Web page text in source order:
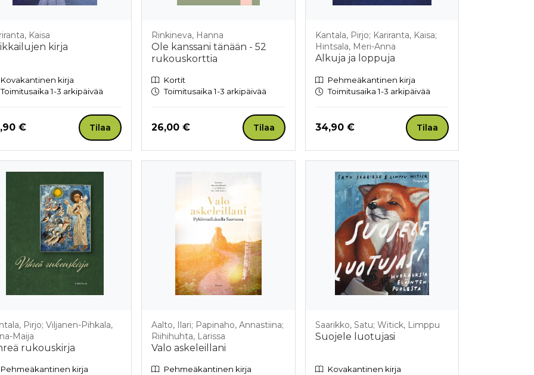
Kaisa
kirja
Kovakantinen kirja
Toimitusaika 1-3 arkipäivää
nyt
€ Tilaa
Rinkineva, Hanna
Ole kanssani tänään - 52
rukouskorttia
Kortit
Toimitusaika 1-3 arkipäivää
Hinta nyt
26,00 € Tilaa
Kantala, Pirjo; Kariranta, Kaisa;
Hintsala, Meri-Anna
Alkuja ja loppuja
Pehmeäkantinen kirja
Toimitusaika 1-3 arkipäivää
Hinta nyt
34,90 € Tilaa
Pirjo; Viljanen-Pihkala,
Maija
rukouskirja
Pehmeäkantinen kirja
Aalto, Ilari; Papinaho, Annastiina;
Riihihuhta, Larissa
Valo askeleillani
Pehmeäkantinen kirja
Saarikko, Satu; Witick, Limppu
Suojele luotujasi
Kovakantinen kirja